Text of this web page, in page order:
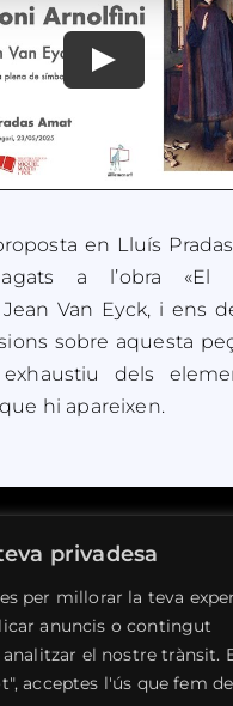
privadesa
per millorar la teva
anuncis o contingut
el nostre trànsit.
acceptes l'ús que fem
en Lluís
a l’obra «El
Van Eyck, i ens
sobre aquesta
exhaustiu dels
hi apareixen.
Privacitat Cookies